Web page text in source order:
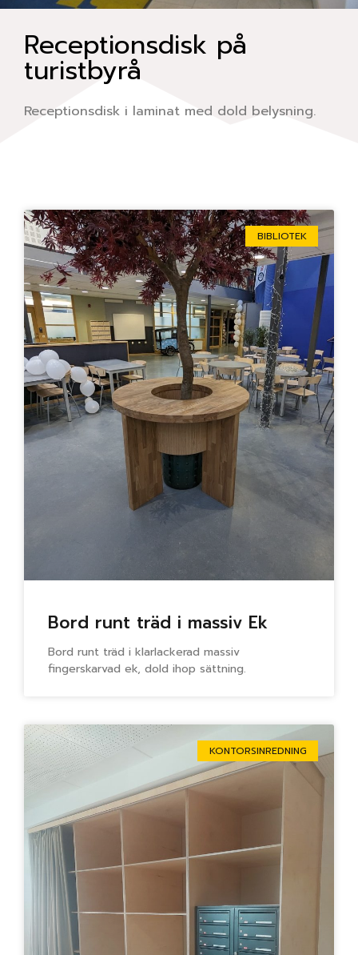
Receptionsdisk på
turistbyrå
Receptionsdisk i laminat med dold belysning.
BIBLIOTEK
Bord runt träd i massiv Ek
Bord runt träd i klarlackerad massiv
fingerskarvad ek, dold ihop sättning.
KONTORSINREDNING
Sida Sida Sida Sida Sida